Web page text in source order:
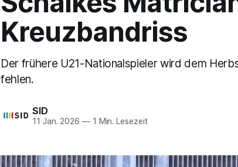
Kreuzbandriss
Der frühere U21-Nationalspieler wird dem
fehlen.
SID
11 Jan. 2026 —1 Min. Lesezeit